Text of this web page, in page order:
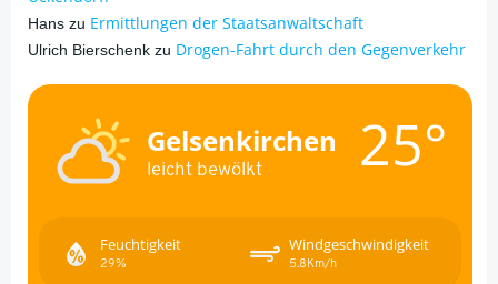
Hans zu Ermittlungen der Staatsanwaltschaft
Ulrich Bierschenk zu Drogen-Fahrt durch den Gegenverkehr
Gelsenkirchen
leicht bewölkt 25°
Feuchtigkeit
29%
Windgeschwindigkeit
5.8Km/h